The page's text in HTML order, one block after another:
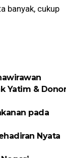
banyak, cukup
Yatim &
pada
Nyata